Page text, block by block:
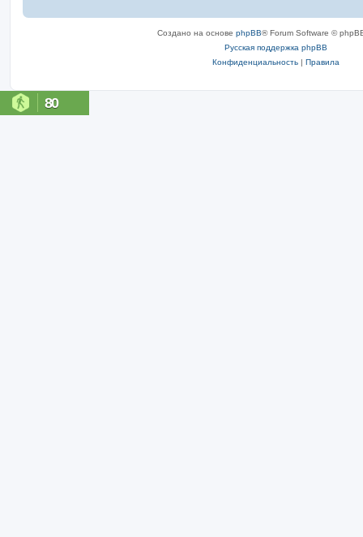
Создано на основе phpBB® Forum Software ©
Русская поддержка phpBB
Конфиденциальность | Правила
80